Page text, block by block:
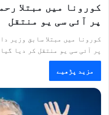
کورونا میں مبتلا
پر آئی سی یو منتقل
کورونا میں مبتلا سابق وزیر
پر آئی سی یو منتقل کر دیا
مزید پڑھیے